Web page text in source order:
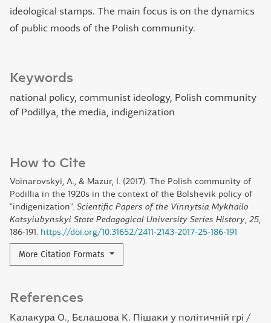
Keywords
national policy, communist ideology, Polish community
of Podillya, the media, indigenization
How to Cite
Voinarovskyi, A., & Mazur, I. (2017). The Polish community of
Podillia in the 1920s in the context of the Bolshevik policy of
"indigenization". Scientific Papers of the Vinnytsia Mykhailo
Kotsyiubynskyi State Pedagogical University Series History 25
186-191.
https://doi.org/10.31652/2411-2143-2017-25-186-191
More Citation Formats
ideological stamps. The main focus is on the dynamics
of public moods of the Polish community.
References
Калакура О., Бєлашова К. Пішаки у політичній грі /